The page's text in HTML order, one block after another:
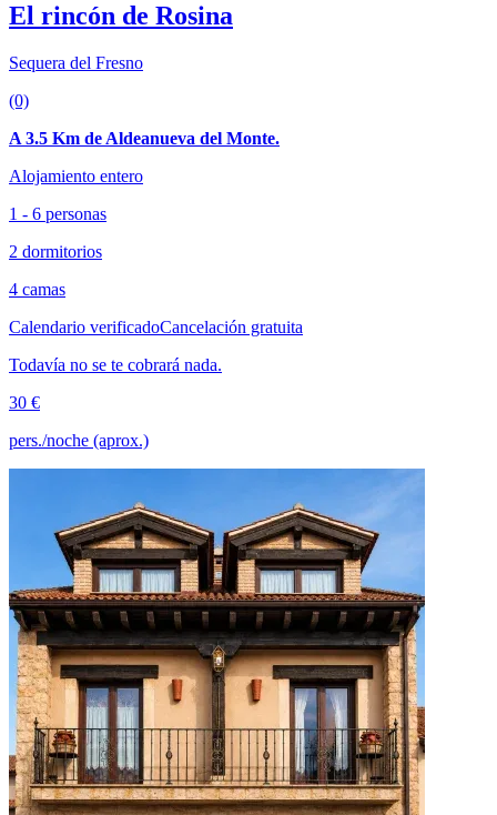
El rincón de Rosina
Sequera del Fresno
(0)
A 3.5 Km de Aldeanueva del Monte.
Alojamiento entero
1 - 6 personas
2 dormitorios
4 camas
Calendario verificadoCancelación gratuita
Todavía no se te cobrará nada.
30 €
pers./noche (aprox.)